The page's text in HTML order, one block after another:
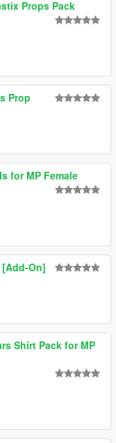
Props Pack
Prop
for MP Female
[Add-On]
Shirt Pack for MP